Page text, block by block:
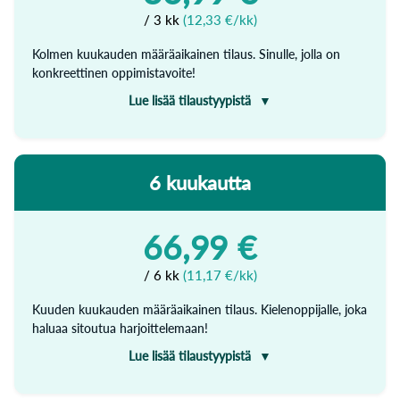
/ 3 kk (12,33 €/kk)
Kolmen kuukauden määräaikainen tilaus. Sinulle, jolla on
konkreettinen oppimistavoite!
Lue lisää tilaustyypistä
Yhdellä tilauksella käytössäsi on rajattomasti valitsemasi
taso.
Tilauksen hinta veloitetaan kerran, jonka jälkeen voit
käyttää WordDivea 3 kuukauden ajan.
6 kuukautta
66,99 €
/ 6 kk (11,17 €/kk)
Kuuden kuukauden määräaikainen tilaus. Kielenoppijalle, joka
haluaa sitoutua harjoittelemaan!
Lue lisää tilaustyypistä